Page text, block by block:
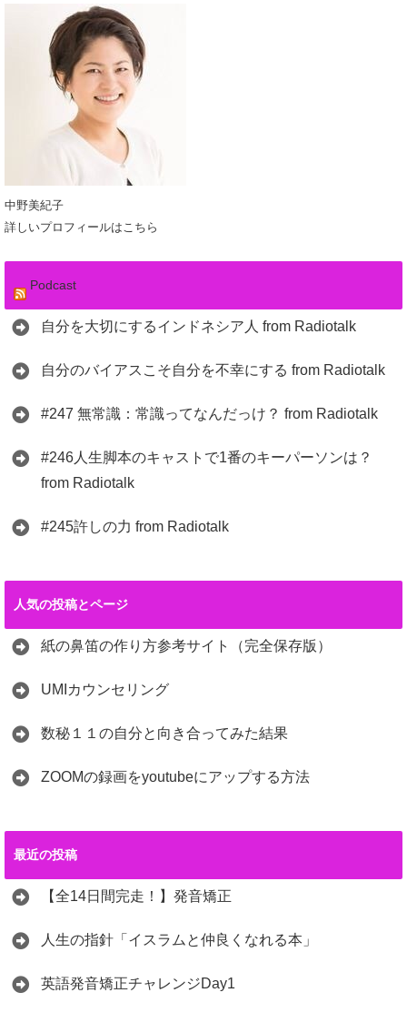
中野美紀子
詳しいプロフィールはこちら
Podcast
自分を大切にするインドネシア人 from Radiotalk
自分のバイアスこそ自分を不幸にする from Radiotalk
#247 無常識：常識ってなんだっけ？ from Radiotalk
#246人生脚本のキャストで1番のキーパーソンは？
from Radiotalk
#245許しの力 from Radiotalk
人気の投稿とページ
紙の鼻笛の作り方参考サイト（完全保存版）
UMIカウンセリング
数秘１１の自分と向き合ってみた結果
ZOOMの録画をyoutubeにアップする方法
最近の投稿
【全14日間完走！】発音矯正
人生の指針「イスラムと仲良くなれる本」
英語発音矯正チャレンジDay1